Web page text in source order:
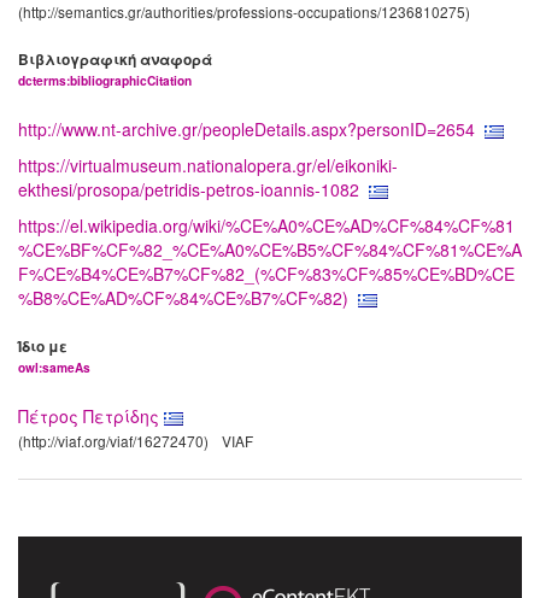
(http://semantics.gr/authorities/professions-occupations/1236810275)
Βιβλιογραφική αναφορά
dcterms:bibliographicCitation
http://www.nt-archive.gr/peopleDetails.aspx?personID=2654
https://virtualmuseum.nationalopera.gr/el/eikoniki-
ekthesi/prosopa/petridis-petros-ioannis-1082
https://el.wikipedia.org/wiki/%CE%A0%CE%AD%CF%84%CF%81
%CE%BF%CF%82_%CE%A0%CE%B5%CF%84%CF%81%CE%A
F%CE%B4%CE%B7%CF%82_(%CF%83%CF%85%CE%BD%CE
%B8%CE%AD%CF%84%CE%B7%CF%82)
Ίδιο με
owl:sameAs
Πέτρος Πετρίδης
(http://viaf.org/viaf/16272470) VIAF